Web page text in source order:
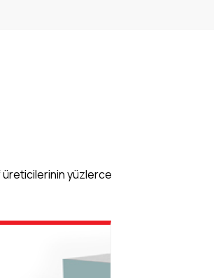
üreticilerinin yüzlerce